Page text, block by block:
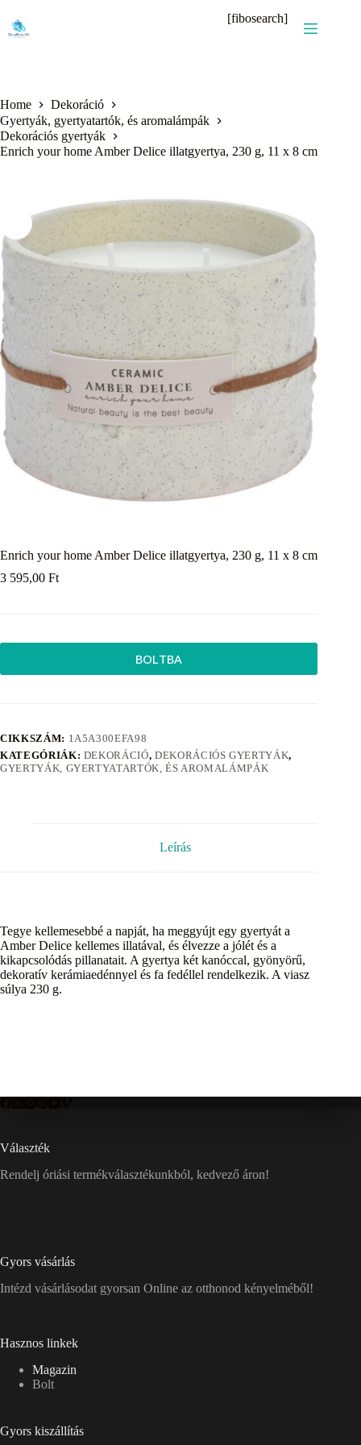
content
[fibosearch]
Home
Dekoráció
Gyertyák, gyertyatartók, és aromalámpák
Dekorációs gyertyák
Enrich your home Amber Delice illatgyertya, 230 g, 11 x 8 cm
Enrich your home Amber Delice illatgyertya, 230 g, 11 x 8 cm
3 595,00 Ft
BOLTBA
CIKKSZÁM: 1A5A300EFA98
KATEGÓRIÁK: DEKORÁCIÓ, DEKORÁCIÓS GYERTYÁK,
GYERTYÁK, GYERTYATARTÓK, ÉS AROMALÁMPÁK
Leírás
Tegye kellemesebbé a napját, ha meggyújt egy gyertyát a
Amber Delice kellemes illatával, és élvezze a jólét és a
kikapcsolódás pillanatait. A gyertya két kanóccal, gyönyörű,
dekoratív kerámiaedénnyel és fa fedéllel rendelkezik. A viasz
súlya 230 g.
Választék
Rendelj óriási termékválasztékunkból, kedvező áron!
Gyors vásárlás
Intézd vásárlásodat gyorsan Online az otthonod kényelméből!
Hasznos linkek
Magazin
Bolt
Gyors kiszállítás